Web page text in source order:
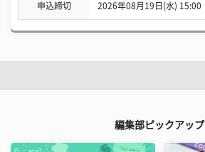
申込締切 2026年08月19日(水) 15:00
編集部ピックアップ